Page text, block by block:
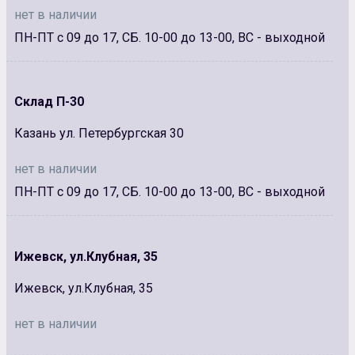
нет в наличии
ПН-ПТ с 09 до 17, СБ. 10-00 до 13-00, ВС - выходной
Склад П-30
Казань ул. Петербургская 30
нет в наличии
ПН-ПТ с 09 до 17, СБ. 10-00 до 13-00, ВС - выходной
Ижевск, ул.Клубная, 35
Ижевск, ул.Клубная, 35
нет в наличии